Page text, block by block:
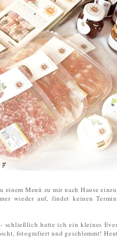
einem Menü zu mir nach Hause
wieder auf, findet keinen
schließlich hatte ich ein kleines
fotografiert und geschlemmt!